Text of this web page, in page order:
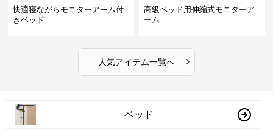
快適寝ながらモニターアーム付
きベッド
高級ベッド用伸縮式モニターア
ーム
人気アイテム一覧へ ›
ベッド